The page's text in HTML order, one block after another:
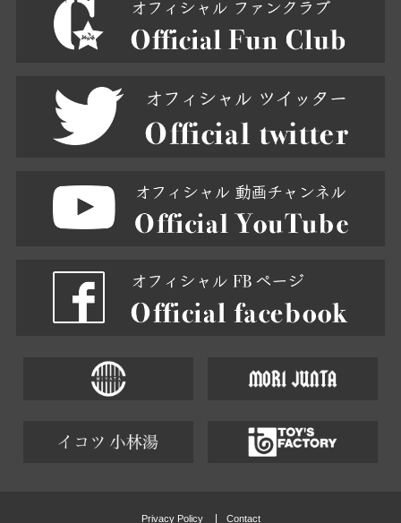
Privacy Policy Contact